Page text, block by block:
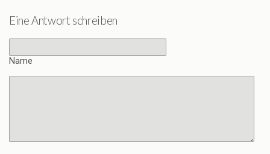
Eine Antwort schreiben
Name